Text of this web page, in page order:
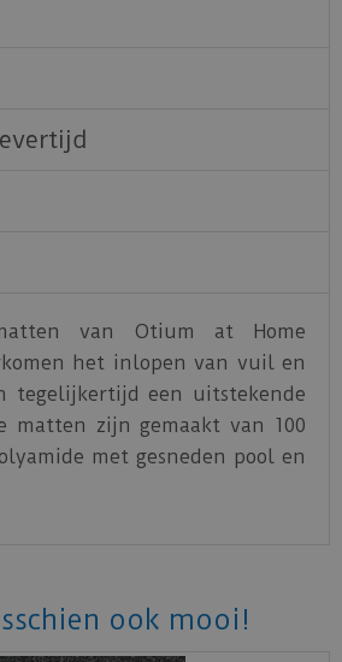
van Otium at Home
het inlopen van vuil en
tegelijkertijd een uitstekende
matten zijn gemaakt van 100
met gesneden pool en
antisliprug van TPE
Deze is PVC-vrij
weekmakermigratie op en
ook mooi!